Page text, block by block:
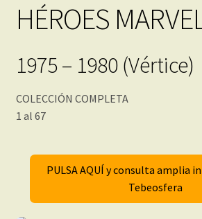
HÉROES
1975 – 1980 (Vértice)
COLECCIÓN COMPLETA
1 al 67
PULSA AQUÍ y consulta amplia
Tebeosfera